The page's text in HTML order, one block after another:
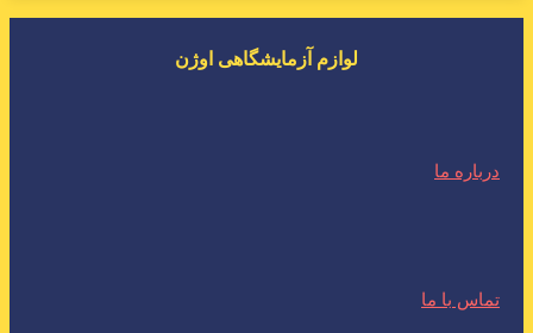
لوازم آزمایشگاهی اوژن
درباره ما
تماس با ما